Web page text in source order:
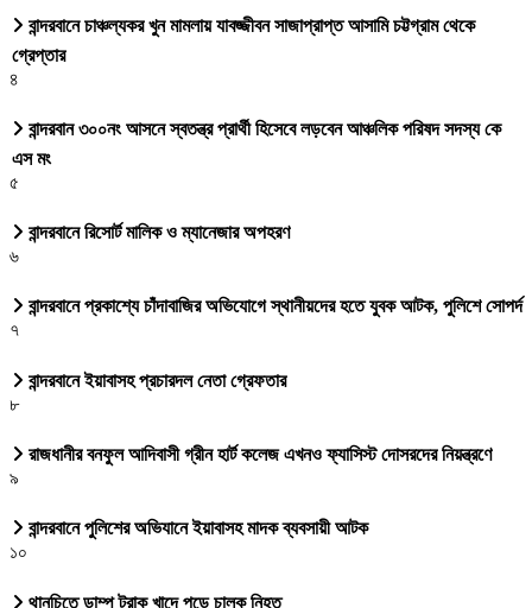
বান্দরবানে চাঞ্চল্যকর খুন মামলায় যাবজ্জীবন সাজাপ্রাপ্ত আসামি চট্টগ্রাম থেকে
গ্রেপ্তার
৪
বান্দরবান ৩০০নং আসনে স্বতন্ত্র প্রার্থী হিসেবে লড়বেন আঞ্চলিক পরিষদ সদস্য কে
এস মং
৫
বান্দরবানে রিসোর্ট মালিক ও ম্যানেজার অপহরণ
৬
বান্দরবানে প্রকাশ্যে চাঁদাবাজির অভিযোগে স্থানীয়দের হতে যুবক আটক, পুলিশে সোপর্দ
৭
বান্দরবানে ইয়াবাসহ প্রচারদল নেতা গ্রেফতার
৮
রাজধানীর বনফুল আদিবাসী গ্রীন হার্ট কলেজ এখনও ফ্যাসিস্ট দোসরদের নিয়ন্ত্রণে
৯
বান্দরবানে পুলিশের অভিযানে ইয়াবাসহ মাদক ব্যবসায়ী আটক
১০
থানচিতে ডাম্প ট্রাক খাদে পড়ে চালক নিহত